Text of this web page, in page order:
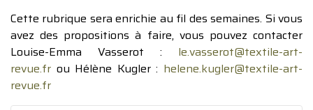
Cette rubrique sera enrichie au fil des semaines. Si vous
avez des propositions à faire, vous pouvez contacter
Louise-Emma Vasserot : le.vasserot@textile-art-
revue.fr ou Hélène Kugler : helene.kugler@textile-art-
revue.fr